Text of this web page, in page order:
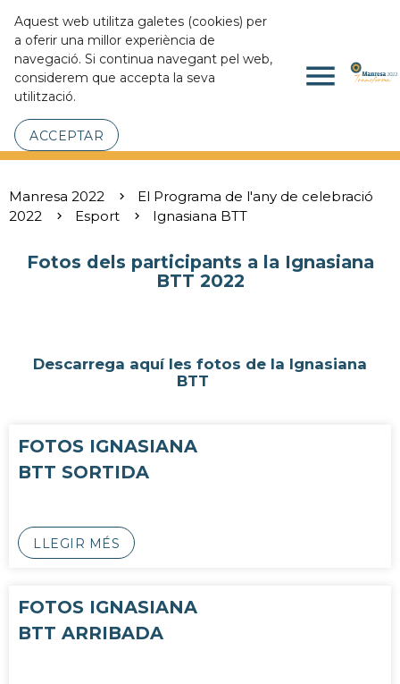
Aquest web utilitza galetes (cookies) per
a oferir una millor experiència de
navegació. Si continua navegant pel web,
considerem que accepta la seva
utilització.
ACCEPTAR
menu
Manresa 2022
El Programa de l'any de celebració
2022
Esport Ignasiana BTT
Fotos dels participants a la Ignasiana
BTT 2022
Descarrega aquí les fotos de la Ignasiana
BTT
FOTOS IGNASIANA
BTT SORTIDA
LLEGIR MÉS
FOTOS IGNASIANA
BTT ARRIBADA